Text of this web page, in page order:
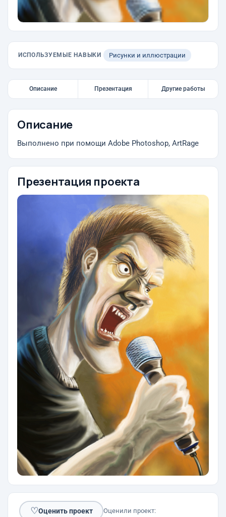
ИСПОЛЬЗУЕМЫЕ НАВЫКИ Рисунки и иллюстрации
Описание Презентация Другие работы
Описание
Выполнено при помощи Adobe Photoshop, ArtRage
Презентация проекта
♡Оценить проект Оценили проект: